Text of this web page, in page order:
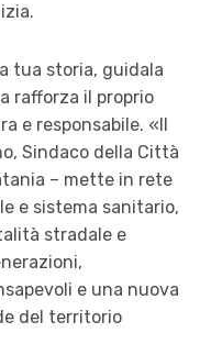
tua storia, guidala
rafforza il proprio
e responsabile. «Il
Sindaco della Città
– mette in rete
e sistema sanitario,
stradale e
e una nuova
del territorio